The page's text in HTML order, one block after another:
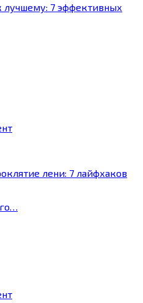
7 эффективных
лени: 7 лайфхаков